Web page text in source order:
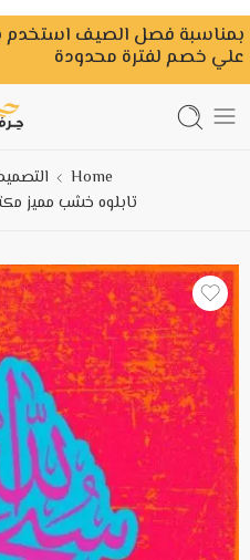
علي خصم لفترة محدودة
Home
تابلوه خشب مميز